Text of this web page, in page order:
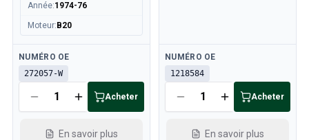
Année:1974-76
Moteur: B20
Disponible
NUMÉRO OE
272057-W
Acheter
En savoir plus
Disponible
NUMÉRO OE
1218584
Acheter
En savoir plus